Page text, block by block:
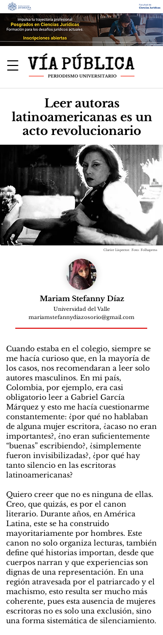
Leer autoras
latinoamericanas es un
acto revolucionario
Clarice Lispector. Foto: Folhapress
Mariam Stefanny Díaz
Universidad del Valle
mariamstefannydiazosorio@gmail.com
Cuando estaba en el colegio, siempre se
me hacía curioso que, en la mayoría de
los casos, nos recomendaran a leer solo
autores masculinos. En mi país,
Colombia, por ejemplo, era casi
obligatorio leer a Gabriel García
Márquez y esto me hacía cuestionarme
constantemente: ¿por qué no hablaban
de alguna mujer escritora, ¿acaso no eran
importantes?, ¿no eran suficientemente
“buenas” escribiendo?, ¿simplemente
fueron invisibilizadas?, ¿por qué hay
tanto silencio en las escritoras
latinoamericanas?
Quiero creer que no es ninguna de ellas.
Creo, que quizás, es por el canon
literario. Durante años, en América
Latina, este se ha construido
mayoritariamente por hombres. Este
canon no solo organiza lecturas, también
define qué historias importan, desde que
cuerpos narran y que experiencias son
dignas de una representación. En una
región atravesada por el patriarcado y el
machismo, esto resulta ser mucho más
coherente, pues esta ausencia de mujeres
escritoras no es solo una exclusión, sino
una forma sistemática de silenciamiento.